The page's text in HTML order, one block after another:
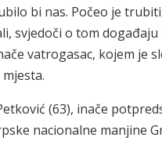
bi nas. Počeo je
svjedoči o tom događaju
vatrogasac, kojem je
(63), inače
nacionalne manjine